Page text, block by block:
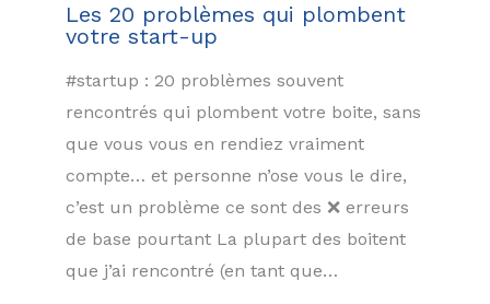
Les 20 problèmes qui plombent
votre start-up
#startup : 20 problèmes souvent
rencontrés qui plombent votre boite, sans
que vous vous en rendiez vraiment
compte… et personne n’ose vous le dire,
c’est un problème ce sont des ❌ erreurs
de base pourtant La plupart des boitent
que j’ai rencontré (en tant que…